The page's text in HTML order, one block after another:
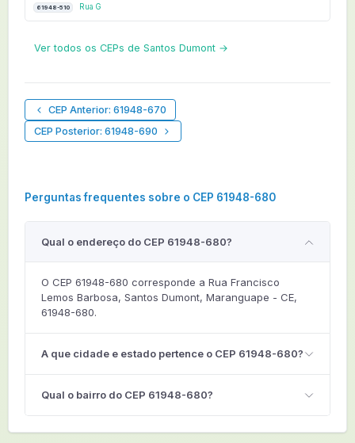
61948-510 Rua G
Ver todos os CEPs de Santos Dumont →
CEP Anterior: 61948-670
CEP Posterior: 61948-690
Perguntas frequentes sobre o CEP 61948-680
Qual o endereço do CEP 61948-680?
O CEP 61948-680 corresponde a Rua Francisco
Lemos Barbosa, Santos Dumont, Maranguape - CE,
61948-680.
A que cidade e estado pertence o CEP 61948-680?
Qual o bairro do CEP 61948-680?